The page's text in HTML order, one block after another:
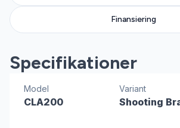
Finansiering
Specifikationer
Model
CLA200
Variant
Shooting